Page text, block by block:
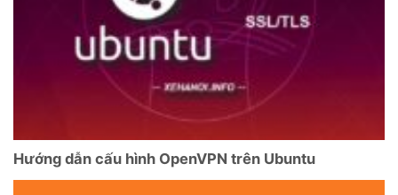
Hướng dẫn cấu hình OpenVPN trên Ubuntu